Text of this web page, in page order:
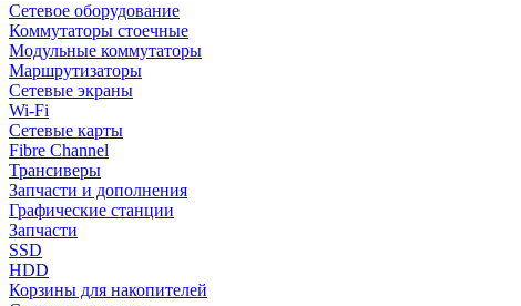
Сетевое оборудование
Коммутаторы стоечные
Модульные коммутаторы
Маршрутизаторы
Сетевые экраны
Wi-Fi
Сетевые карты
Fibre Channel
Трансиверы
Запчасти и дополнения
Графические станции
Запчасти
SSD
HDD
Корзины для накопителей